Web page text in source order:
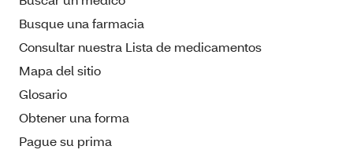
Busque una farmacia
Consultar nuestra Lista de medicamentos
Mapa del sitio
Glosario
Obtener una forma
Pague su prima